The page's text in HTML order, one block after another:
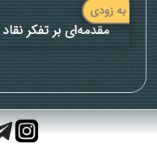
مقدمه‌ای بر تفکر نقاد
به زودی